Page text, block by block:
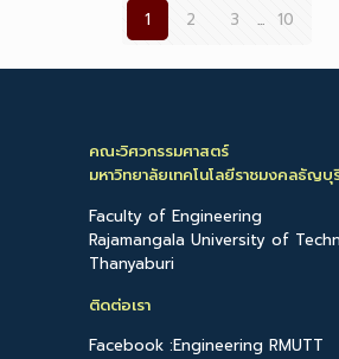
1 2 3 ... 10
คณะวิศวกรรมศาสตร์
มหาวิทยาลัยเทคโนโลยีราชมงคลธัญบุ
Faculty of Engineering
Rajamangala University of
Thanyaburi
ติดต่อเรา
Facebook :Engineering RMUTT